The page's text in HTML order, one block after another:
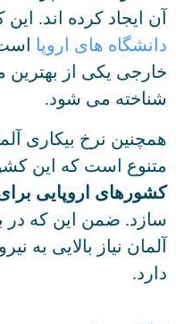
آن ایجاد کرده اند.
دانشگاه های اروپااست
خارجی یکی از بهترین
شناخته می شود.
همچنین نرخ بیکاری
متنوع است که این
کشورهای اروپایی
سازد. ضمن این که در
آلمان نیاز بالایی به
دارد.